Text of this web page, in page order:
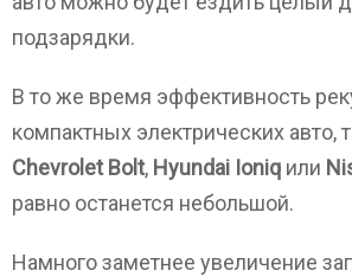
подзарядки.
В то же время эффективность
компактных электрических авто,
Chevrolet Bolt, Hyundai Ioniq или
равно останется небольшой.
Намного заметнее увеличение